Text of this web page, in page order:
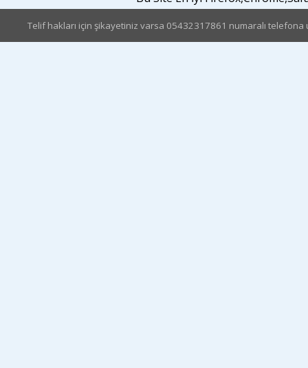
Telif hakları için şikayetiniz varsa 05432317861 numaralı telefona